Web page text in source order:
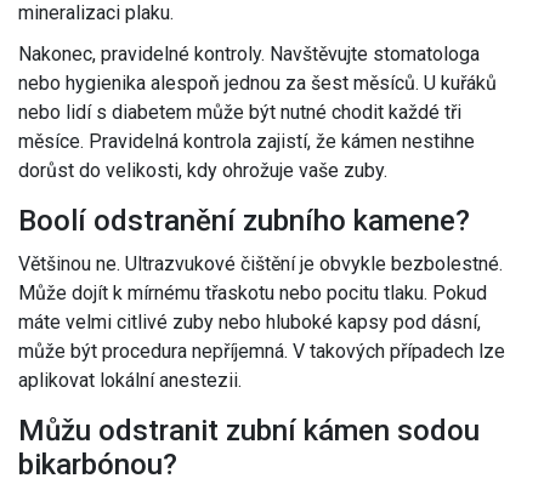
mineralizaci plaku.
Nakonec, pravidelné kontroly. Navštěvujte stomatologa
nebo hygienika alespoň jednou za šest měsíců. U kuřáků
nebo lidí s diabetem může být nutné chodit každé tři
měsíce. Pravidelná kontrola zajistí, že kámen nestihne
dorůst do velikosti, kdy ohrožuje vaše zuby.
Boolí odstranění zubního kamene?
Většinou ne. Ultrazvukové čištění je obvykle bezbolestné.
Může dojít k mírnému třaskotu nebo pocitu tlaku. Pokud
máte velmi citlivé zuby nebo hluboké kapsy pod dásní,
může být procedura nepříjemná. V takových případech lze
aplikovat lokální anestezii.
Můžu odstranit zubní kámen sodou
bikarbónou?